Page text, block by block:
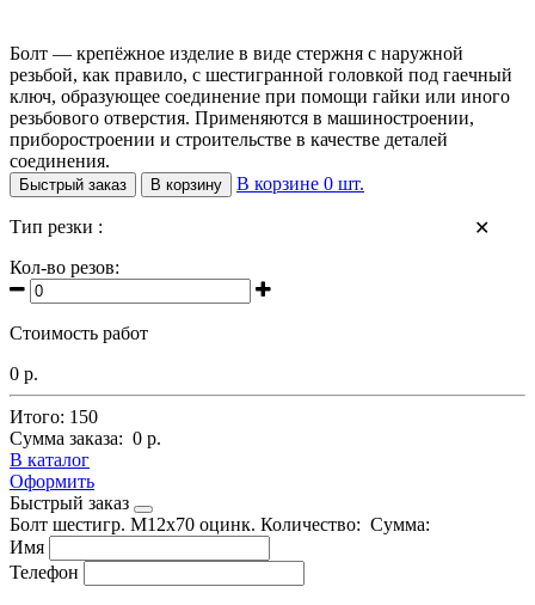
Болт — крепёжное изделие в виде стержня с наружной
резьбой, как правило, с шестигранной головкой под гаечный
ключ, образующее соединение при помощи гайки или иного
резьбового отверстия. Применяются в машиностроении,
приборостроении и строительстве в качестве деталей
соединения.
Быстрый заказ В корзину В корзине 0 шт.
✕
Тип резки :
Кол-во резов:
Стоимость работ
0 р.
Итого: 150
Сумма заказа: 0 р.
В каталог
Оформить
Быстрый заказ
Болт шестигр. М12х70 оцинк. Количество: Сумма:
Имя
Телефон